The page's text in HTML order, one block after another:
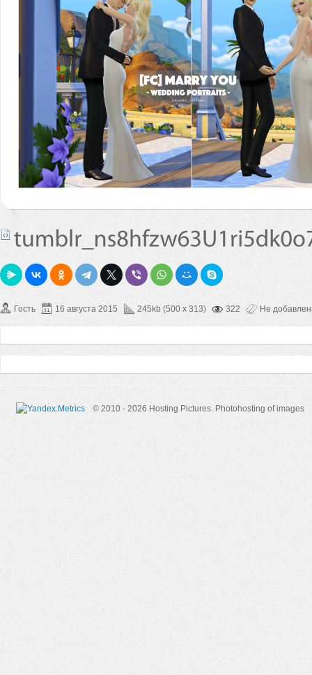
Гость 16 августа 2015 245kb (500 x 313) 322 Не
© 2010 - 2026 Hosting Pictures. Photohosting of images